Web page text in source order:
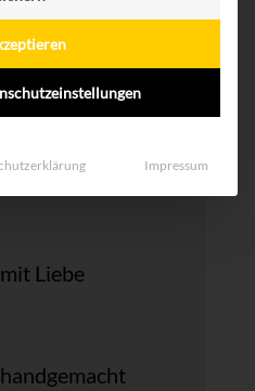
12
Liebe
Impressum